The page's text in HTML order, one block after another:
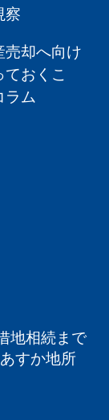
察
売却へ向け
ておくこ
ラム
地相続まで
すか地所